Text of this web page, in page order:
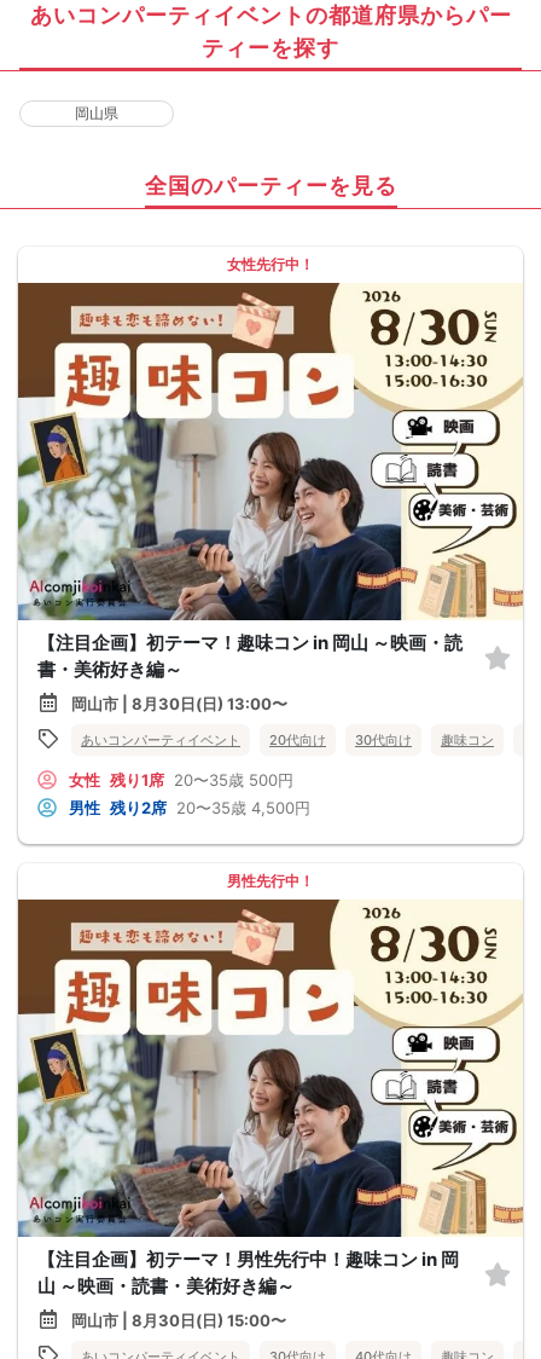
あいコンパーティイベントの都道府県からパー
ティーを探す
岡山県
全国のパーティーを見る
女性先行中！
【注目企画】初テーマ！趣味コン in 岡山 ～映画・読
書・美術好き編～
岡山市 | 8月30日(日) 13:00〜
あいコンパーティイベント 20代向け 30代向け 趣味コン
女性 残り1席 20〜35歳 500円
男性 残り2席 20〜35歳 4,500円
男性先行中！
【注目企画】初テーマ！男性先行中！趣味コン in 岡
山 ～映画・読書・美術好き編～
岡山市 | 8月30日(日) 15:00〜